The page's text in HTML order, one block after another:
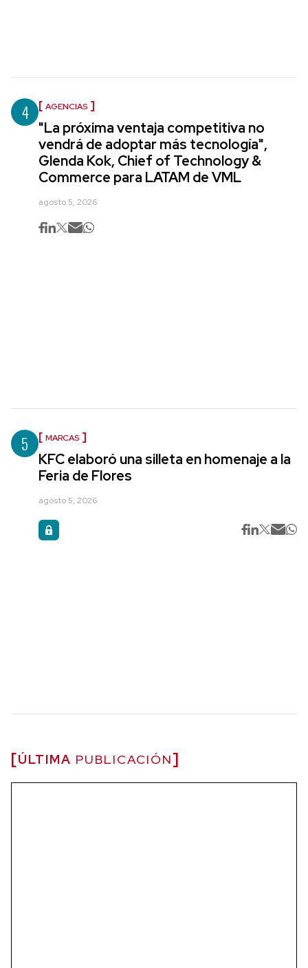
4 AGENCIAS
"La próxima ventaja competitiva no
vendrá de adoptar más tecnología",
Glenda Kok, Chief of Technology &
Commerce para LATAM de VML
agosto 5, 2026
5 MARCAS
KFC elaboró una silleta en homenaje a la
Feria de Flores
agosto 5, 2026
ÚLTIMA PUBLICACIÓN